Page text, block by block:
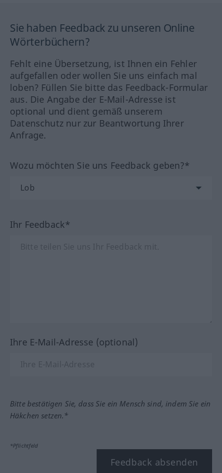
Sie haben Feedback zu unseren Online
Wörterbüchern?
Fehlt eine Übersetzung, ist Ihnen ein Fehler
aufgefallen oder wollen Sie uns einfach mal
loben? Füllen Sie bitte das Feedback-Formular
aus. Die Angabe der E-Mail-Adresse ist
optional und dient gemäß unserem
Datenschutz nur zur Beantwortung Ihrer
Anfrage.
Wozu möchten Sie uns Feedback geben?*
Ihr Feedback*
Ihre E-Mail-Adresse (optional)
Bitte bestätigen Sie, dass Sie ein Mensch sind, indem Sie ein
Häkchen setzen.*
*Pflichtfeld
Feedback absenden